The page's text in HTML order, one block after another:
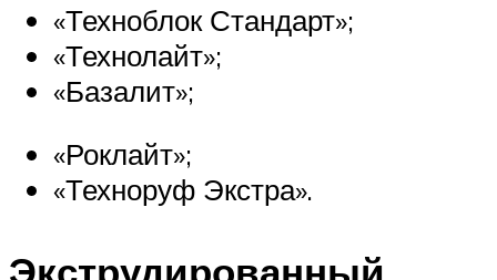
«Техноблок Стандарт»;
«Технолайт»;
«Базалит»;
«Роклайт»;
«Техноруф Экстра».